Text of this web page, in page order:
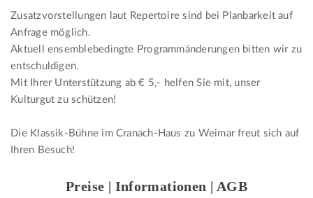
Zusatzvorstellungen laut Repertoire sind bei Planbarkeit auf
Anfrage möglich.
Aktuell ensemblebedingte Programmänderungen bitten wir zu
entschuldigen.
Mit Ihrer Unterstützung ab € 5,- helfen Sie mit, unser
Kulturgut zu schützen!
Die Klassik-Bühne im Cranach-Haus zu Weimar freut sich auf
Ihren Besuch!
Preise | Informationen | AGB